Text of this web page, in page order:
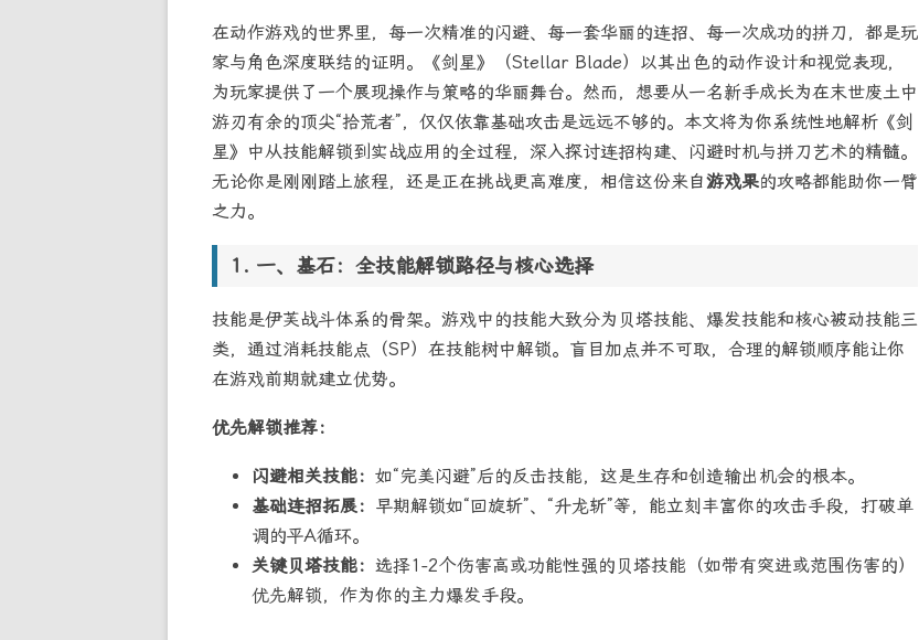
在动作游戏的世界里，每一次精准的闪避、每一套华丽的连招、每一次成功的拼刀，都是玩
家与角色深度联结的证明。《剑星》（Stellar Blade）以其出色的动作设计和视觉表现，
为玩家提供了一个展现操作与策略的华丽舞台。然而，想要从一名新手成长为在末世废土中
游刃有余的顶尖“拾荒者”，仅仅依靠基础攻击是远远不够的。本文将为你系统性地解析《剑
星》中从技能解锁到实战应用的全过程，深入探讨连招构建、闪避时机与拼刀艺术的精髓。
无论你是刚刚踏上旅程，还是正在挑战更高难度，相信这份来自游戏果的攻略都能助你一臂
之力。
一、基石：全技能解锁路径与核心选择
技能是伊芙战斗体系的骨架。游戏中的技能大致分为贝塔技能、爆发技能和核心被动技能三
类，通过消耗技能点（SP）在技能树中解锁。盲目加点并不可取，合理的解锁顺序能让你
在游戏前期就建立优势。
优先解锁推荐：
闪避相关技能： 如“完美闪避”后的反击技能，这是生存和创造输出机会的根本。
基础连招拓展： 早期解锁如“回旋斩”、“升龙斩”等，能立刻丰富你的攻击手段，打破单
调的平A循环。
关键贝塔技能： 选择1-2个伤害高或功能性强的贝塔技能（如带有突进或范围伤害的）
优先解锁，作为你的主力爆发手段。